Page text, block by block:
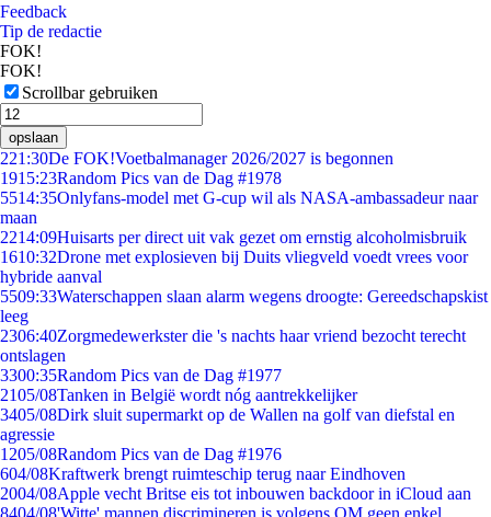
Feedback
Tip de redactie
FOK!
FOK!
Scrollbar gebruiken
opslaan
221:30De FOK!Voetbalmanager 2026/2027 is begonnen
1915:23Random Pics van de Dag #1978
5514:35Onlyfans-model met G-cup wil als NASA-ambassadeur naar
maan
2214:09Huisarts per direct uit vak gezet om ernstig alcoholmisbruik
1610:32Drone met explosieven bij Duits vliegveld voedt vrees voor
hybride aanval
5509:33Waterschappen slaan alarm wegens droogte: Gereedschapskist
leeg
2306:40Zorgmedewerkster die 's nachts haar vriend bezocht terecht
ontslagen
3300:35Random Pics van de Dag #1977
2105/08Tanken in België wordt nóg aantrekkelijker
3405/08Dirk sluit supermarkt op de Wallen na golf van diefstal en
agressie
1205/08Random Pics van de Dag #1976
604/08Kraftwerk brengt ruimteschip terug naar Eindhoven
2004/08Apple vecht Britse eis tot inbouwen backdoor in iCloud aan
8404/08'Witte' mannen discrimineren is volgens OM geen enkel